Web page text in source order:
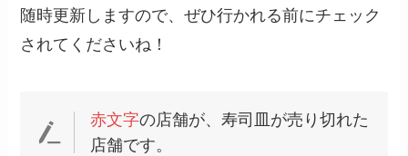
随時更新しますので、ぜひ行かれる前にチェック
されてくださいね！
赤文字の店舗が、寿司皿が売り切れた
店舗です。